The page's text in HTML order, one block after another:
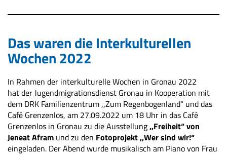
Das waren die Interkulturellen
Wochen 2022
In Rahmen der interkulturelle Wochen in Gronau 2022
hat der Jugendmigrationsdienst Gronau in Kooperation mit
dem DRK Familienzentrum ,,Zum Regenbogenland“ und das
Café Grenzenlos, am 27.09.2022 um 18 Uhr in das Café
Grenzenlos in Gronau zu die Ausstellung,,Freiheit“ von
Jeneat Afram und zu den Fotoprojekt ,,Wer sind wir!“
eingeladen. Der Abend wurde musikalisch am Piano von Frau